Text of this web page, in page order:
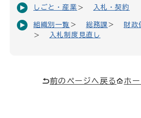
しごと・産業 入札・契約
組織別一覧 総務課 財政
入札制度見直し
前のページへ戻る ホ